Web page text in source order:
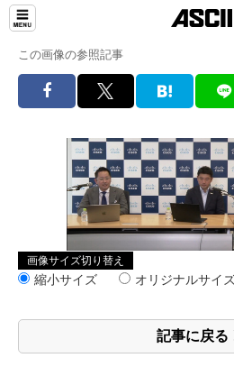
この画像の参照記事
画像サイズ切り替え
縮小サイズ オリジナルサイ
記事に戻る